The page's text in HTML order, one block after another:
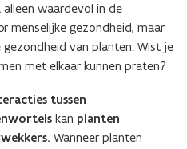
waardevol in de
menselijke gezondheid, maar
van planten. Wist je
met elkaar kunnen praten?
tussen
kan planten
Wanneer planten